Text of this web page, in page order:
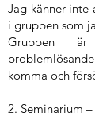
Jag känner
i gruppen som
Gruppen
komma och
2. Seminarium